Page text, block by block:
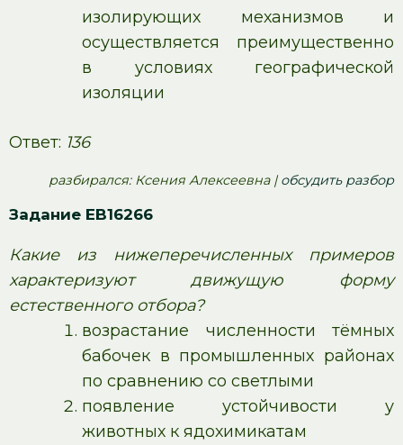
изолирующих механизмов и
осуществляется преимущественно
в условиях географической
изоляции
Ответ: 136
pазбирался: Ксения Алексеевна |обсудить разбор
Задание EB16266
Какие из нижеперечисленных примеров
характеризуют движущую форму
естественного отбора?
возрастание численности тёмных
бабочек в промышленных районах
по сравнению со светлыми
появление устойчивости у
животных к ядохимикатам